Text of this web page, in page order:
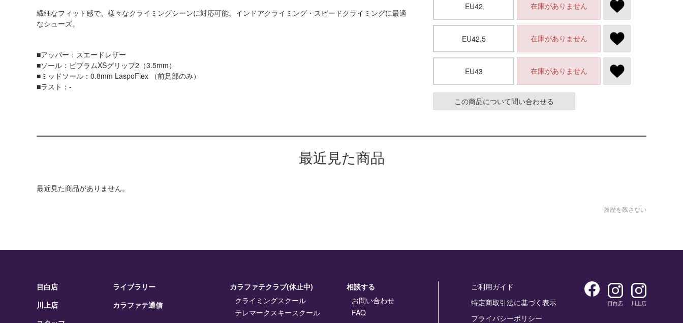
繊細なフィット感で、様々なクライミングシーンに対応可能。インドアクライミング・スピードクライミングに最適
なシューズ。
■アッパー：スエードレザー
■ソール：ビブラムXSグリップ2（3.5mm）
■ミッドソール：0.8mm LaspoFlex （前足部のみ）
■ラスト：-
EU42 在庫がありません
EU42.5 在庫がありません
EU43 在庫がありません
この商品について問い合わせる
最近見た商品
最近見た商品がありません。
履歴を残さない
目白店
川上店
ライブラリー
カラファテ通信
カラファテクラブ(休止中)
クライミングスクール
テレマークスキースクール
相談する
お問い合わせ
FAQ
ご利用ガイド
特定商取引法に基づく表示
プライバシーポリシー
目白店 川上店